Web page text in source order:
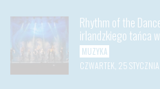
Rhythm of the
irlandzkiego tańca
MUZYKA
CZWARTEK, 25